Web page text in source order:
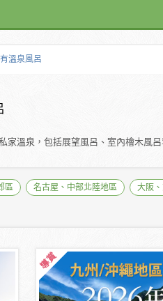
溫泉風呂
家溫泉，包括展望風呂、室內檜木風呂
區 名古屋、中部北陸地區 大阪